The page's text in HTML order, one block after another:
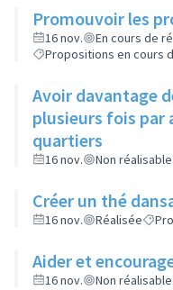
Promouvoir les
16 nov.
En cours de
Propositions en cours
Avoir davantage
plusieurs fois par
quartiers
16 nov. Non réalisable
Créer un thé
16 nov. Réalisée
Aider et
16 nov. Non réalisable